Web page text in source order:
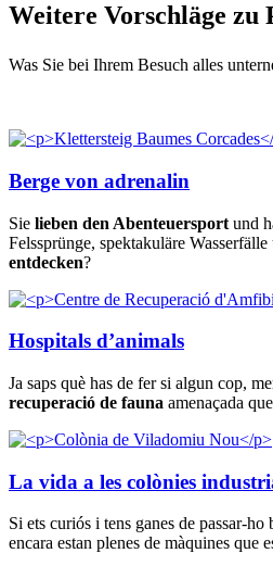
Weitere Vorschläge zu
Was Sie bei Ihrem Besuch alles
Berge von adrenalin
Sie lieben den Abenteuersport und
Felssprünge, spektakuläre
entdecken?
Hospitals d’animals
Ja saps què has de fer si algun cop,
recuperació de fauna amenaçada
La vida a les colònies
Si ets curiós i tens ganes de passar-
encara estan plenes de màquines que